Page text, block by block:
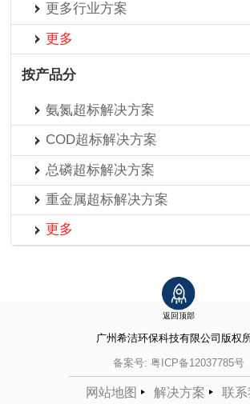
更多行业方案
更多
按产品分
氨氮超标解决方案
COD超标解决方案
总磷超标解决方案
重金属超标解决方案
更多
返回顶部
广州希洁环保科技有限公司 版权
备案号: 粤ICP备12037785号
网站地图 解决方案 联系